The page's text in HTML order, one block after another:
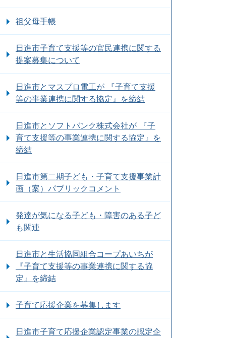
祖父母手帳
日進市子育て支援等の官民連携に関する
提案募集について
日進市とマスプロ電工が 『子育て支援
等の事業連携に関する協定』を締結
日進市とソフトバンク株式会社が 『子
育て支援等の事業連携に関する協定』を
締結
日進市第二期子ども・子育て支援事業計
画（案）パブリックコメント
発達が気になる子ども・障害のある子ど
も関連
日進市と生活協同組合コープあいちが
『子育て支援等の事業連携に関する協
定』を締結
子育て応援企業を募集します
日進市子育て応援企業認定事業の認定企